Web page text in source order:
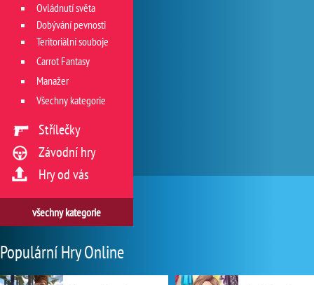
Ovládnutí světa
Dobývání pevnosti
Teritoriální souboje
Carrot Fantasy
Manažer
Všechny kategorie
Střílečky
Závodní hry
Hry od vás
všechny kategorie
Populární Hry Online